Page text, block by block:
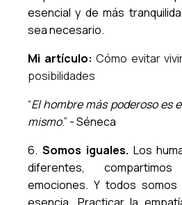
esencial y de más
sea necesario.
Mi artículo: Cómo evitar
posibilidades
“El hombre más poderoso es
mismo.” - Séneca
6. Somos iguales. Los
diferentes,
emociones. Y todos